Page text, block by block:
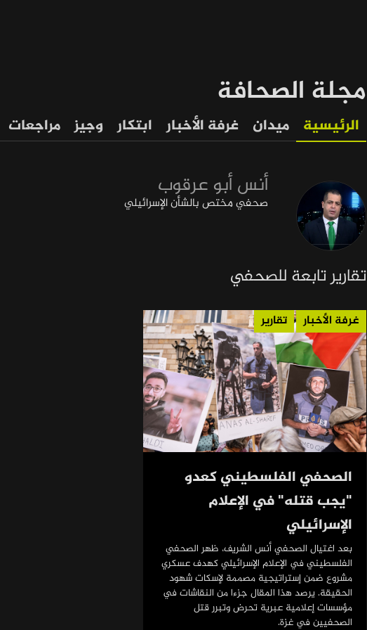
مجلة الصحافة
Journalism
الرئيسية ميدان غرفة الأخبار ابتكار وجيز مراجعات
أنس أبو عرقوب
صحفي مختص بالشأن الإسرائيلي
تقارير تابعة للصحفي
غرفة الأخبار تقارير
الصحفي الفلسطيني كعدو
"يجب قتله" في الإعلام
الإسرائيلي
بعد اغتيال الصحفي أنس الشريف، ظهر الصحفي
الفلسطيني في الإعلام الإسرائيلي كهدف عسكري
مشروع ضمن إستراتيجية مصممة لإسكات شهود
الحقيقة. يرصد هذا المقال جزءا من النقاشات في
مؤسسات إعلامية عبرية تحرض وتبرر قتل
الصحفيين في غزة.